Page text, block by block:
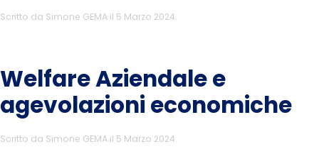
Scritto da Simone GEMA il 5 Marzo 2024.
Welfare Aziendale e
agevolazioni economiche
Scritto da Simone GEMA il 5 Marzo 2024.